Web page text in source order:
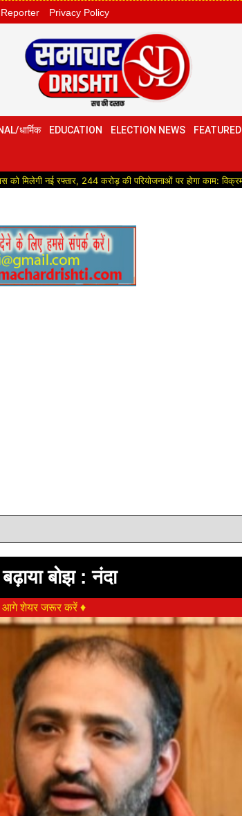
Privacy Policy
धार्मिक EDUCATION ELECTION NEWS FEATURED
244 करोड़ की परियोजनाओं पर होगा काम: विक्रमादित्य सिंह
बोझ : नंदा
आगे शेयर जरूर करें ♦